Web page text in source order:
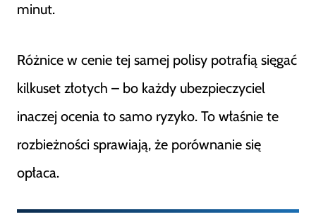
minut.
Różnice w cenie tej samej polisy potrafią sięgać
kilkuset złotych – bo każdy ubezpieczyciel
inaczej ocenia to samo ryzyko. To właśnie te
rozbieżności sprawiają, że porównanie się
opłaca.